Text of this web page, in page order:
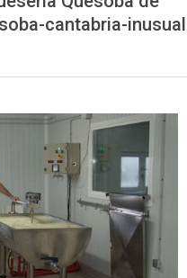
cantabria-inusual